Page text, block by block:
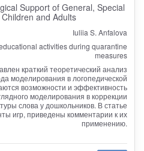
Support of General, Special
and Adults
Iuliia S. Anfalova
activities during quarantine
measures
краткий теоретический анализ
моделирования в логопедической
возможности и эффективность
моделирования в коррекции
слова у дошкольников. В статье
игр, приведены комментарии к их
применению.